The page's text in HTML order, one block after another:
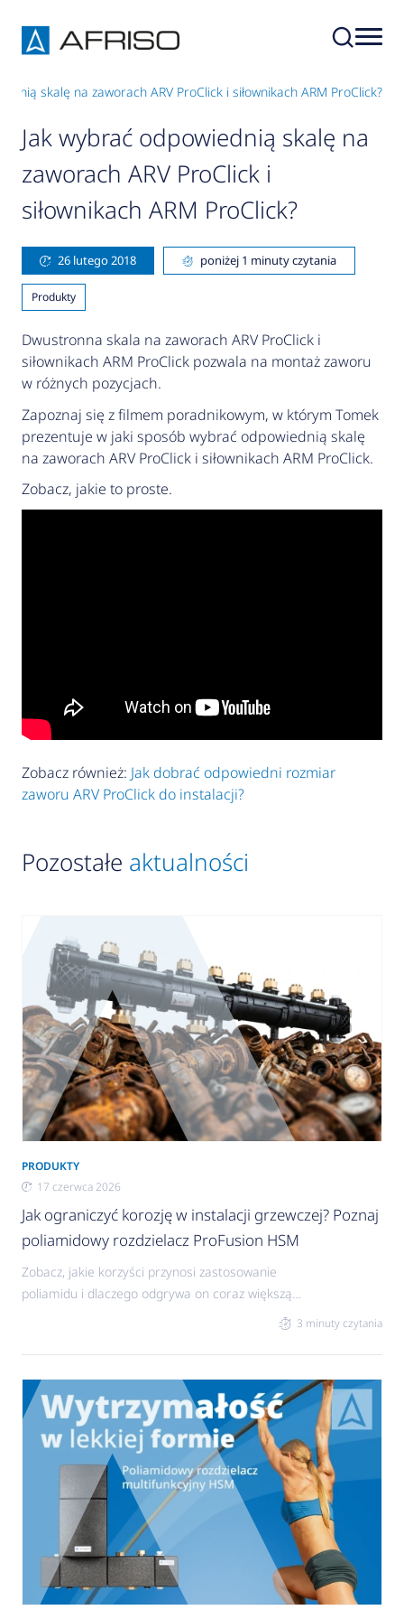
skalę na zaworach ARV ProClick i siłownikach ARM ProClick?
Jak wybrać odpowiednią skalę na
zaworach ARV ProClick i
siłownikach ARM ProClick?
26 lutego 2018 poniżej 1 minuty czytania
Produkty
Dwustronna skala na zaworach ARV ProClick i
siłownikach ARM ProClick pozwala na montaż zaworu
w różnych pozycjach.
Zapoznaj się z filmem poradnikowym, w którym Tomek
prezentuje w jaki sposób wybrać odpowiednią skalę
na zaworach ARV ProClick i siłownikach ARM ProClick.
Zobacz, jakie to proste.
Zobacz również: Jak dobrać odpowiedni rozmiar
zaworu ARV ProClick do instalacji?
Pozostałe aktualności
PRODUKTY
17 czerwca 2026
Jak ograniczyć korozję w instalacji grzewczej? Poznaj
poliamidowy rozdzielacz ProFusion HSM
Zobacz, jakie korzyści przynosi zastosowanie
poliamidu i dlaczego odgrywa on coraz większą
3 minuty czytania